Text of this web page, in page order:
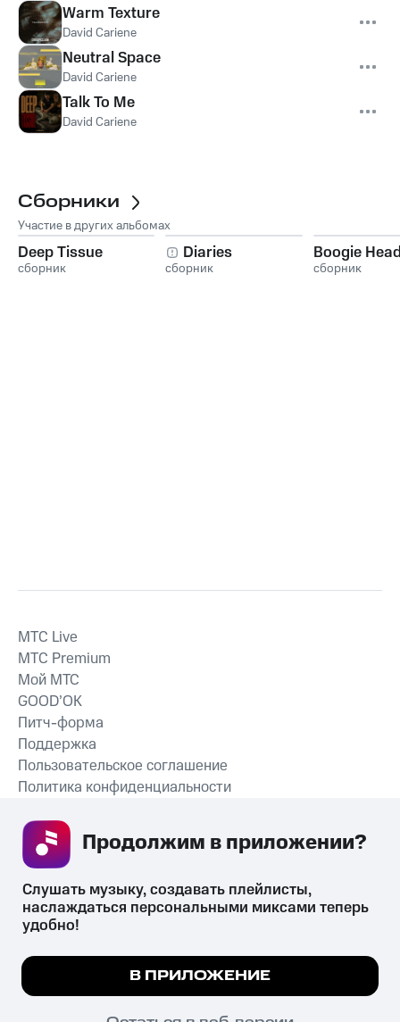
Warm Texture
David Cariene
Neutral Space
David Cariene
Talk To Me
David Cariene
Сборники
Участие в других альбомах
Deep Tissue
сборник
Diaries
сборник
Boogie
сборник
СКАЧАТЬ ПРИЛОЖЕНИЕ
MTС Live
MTС Premium
Мой МТС
GOOD’OK
Питч-форма
Поддержка
Пользовательское соглашение
Политика конфиденциальности
психотропных веществ, их аналогов причиняет вред здоровью,
их незаконный оборот запрещён и влечёт установленную
законодательством ответственность.
© 2026 ООО «КИОН».
Мы используем куки, чтобы на сайте все
Подробнее
ПОНЯТНО
Слушать музыку, создавать плейлисты,
наслаждаться персональными миксами теперь
удобно!
В ПРИЛОЖЕНИЕ